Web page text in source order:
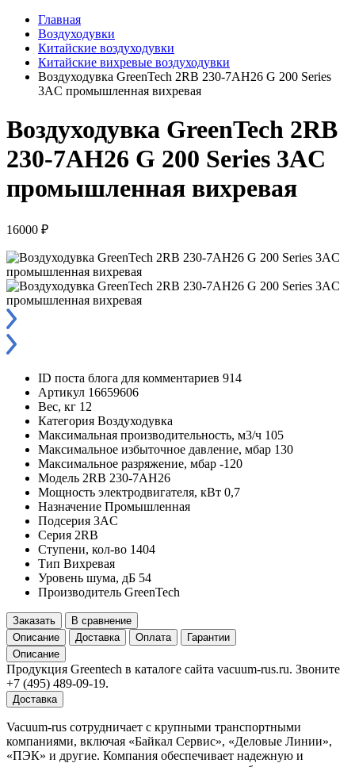
Главная
Воздуходувки
Китайские воздуходувки
Китайские вихревые воздуходувки
Воздуходувка GreenTech 2RB 230-7AH26 G 200 Series
3AC промышленная вихревая
Воздуходувка GreenTech 2RB
230-7AH26 G 200 Series 3AC
промышленная вихревая
16000 ₽
ID поста блога для комментариев 914
Артикул 16659606
Вес, кг 12
Категория Воздуходувка
Максимальная производительность, м3/ч 105
Максимальное избыточное давление, мбар 130
Максимальное разряжение, мбар -120
Модель 2RB 230-7AH26
Мощность электродвигателя, кВт 0,7
Назначение Промышленная
Подсерия 3AC
Серия 2RB
Ступени, кол-во 1404
Тип Вихревая
Уровень шума, дБ 54
Производитель GreenTech
Заказать
В сравнение
Описание
Доставка Оплата
Гарантии
Описание
Продукция Greentech в каталоге сайта vacuum-rus.ru. Звоните
+7 (495) 489-09-19.
Доставка
Vacuum-rus сотрудничает с крупными транспортными
компаниями, включая «Байкал Сервис», «Деловые Линии»,
«ПЭК» и другие. Компания обеспечивает надежную и